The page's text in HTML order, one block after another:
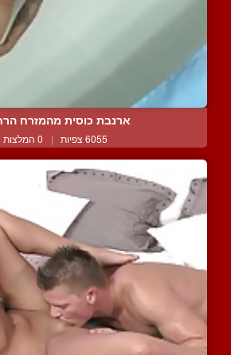
ארנבת כוסית מהמזרח
6055 צפיות | 0 המלצות